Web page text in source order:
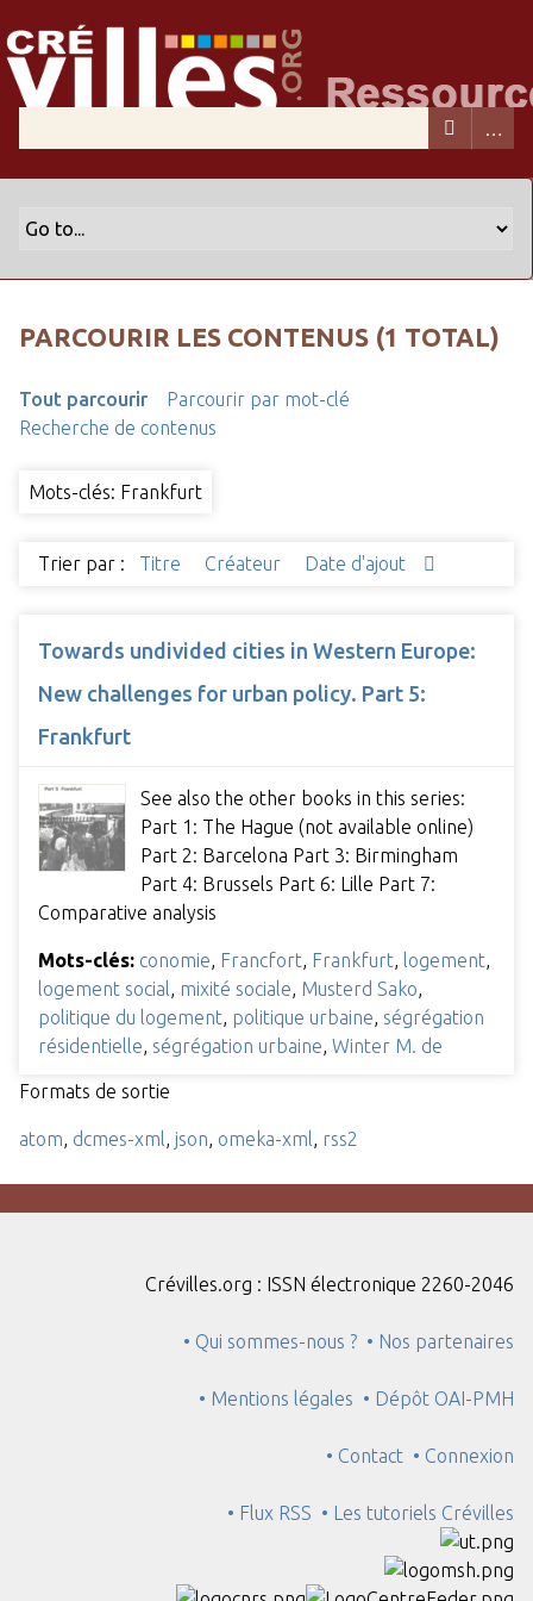
PARCOURIR LES CONTENUS (1 TOTAL)
Tout parcourir
Parcourir par mot-clé
Recherche de contenus
Mots-clés: Frankfurt
Trier par : Titre Créateur Date d'ajout
Towards undivided cities in Western Europe:
New challenges for urban policy. Part 5:
Frankfurt
See also the other books in this series:
Part 1: The Hague (not available online)
Part 2: Barcelona Part 3: Birmingham
Part 4: Brussels Part 6: Lille Part 7:
Comparative analysis
Mots-clés: conomie Francfort Frankfurt logement
logement social
mixité sociale Musterd Sako
politique du logement politique urbaine ségrégation
résidentielle ségrégation urbaine Winter M. de
Formats de sortie
atom dcmes-xml json omeka-xml rss2
Crévilles.org : ISSN électronique 2260-2046
• Qui sommes-nous ? • Nos partenaires
• Mentions légales • Dépôt OAI-PMH
• Contact • Connexion
• Flux RSS • Les tutoriels Crévilles